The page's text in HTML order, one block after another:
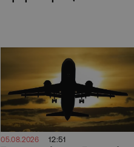
05.08.2026 12:51